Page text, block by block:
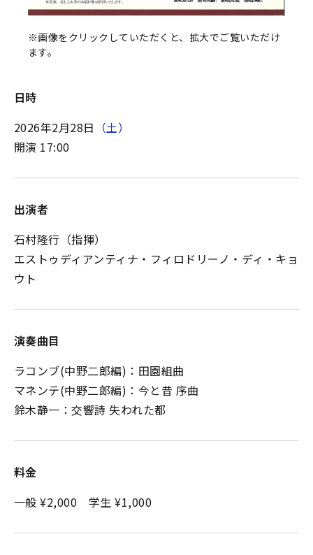
※画像をクリックしていただくと、拡大でご覧いただけ
ます。
日時
2026年2月28日 （土）
開演 17:00
出演者
石村隆行（指揮）
エストゥディアンティナ・フィロドリーノ・ディ・キョ
ウト
演奏曲目
ラコンブ(中野二郎編)：田園組曲
マネンテ(中野二郎編)：今と昔 序曲
鈴木静一：交響詩 失われた都
料金
一般 ¥2,000 学生 ¥1,000